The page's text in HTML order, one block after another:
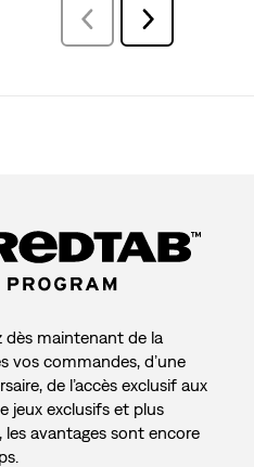
PrécédentavisSuivant
avis
dès maintenant de la
vos commandes, d’une
de l’accès exclusif aux
jeux exclusifs et plus
avantages sont encore